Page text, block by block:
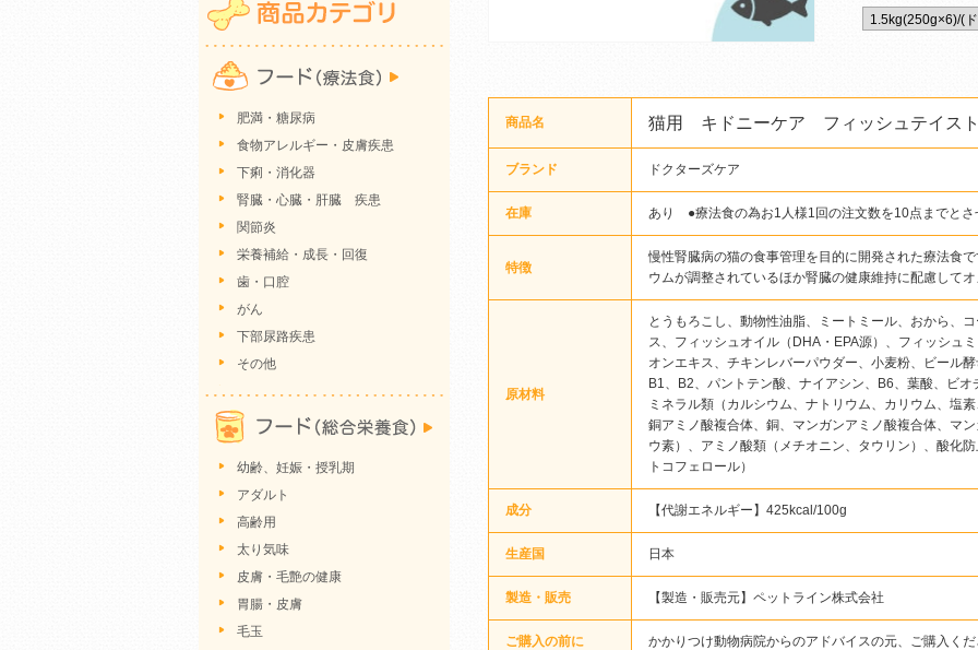
商品名 猫用 キドニーケア フィッシュテイス
ブランド ドクターズケア
在庫 あり ●療法食の為お1人様1回の注文数を10点までとさ
特徴
慢性腎臓病の猫の食事管理を目的に開発された療法食
ウムが調整されているほか腎臓の健康維持に配慮して
原材料
とうもろこし、動物性油脂、ミートミール、おから、
ス、フィッシュオイル（DHA・EPA源）、フィッシュ
オンエキス、チキンレバーパウダー、小麦粉、ビール
B1、B2、パントテン酸、ナイアシン、B6、葉酸、ビ
ミネラル類（カルシウム、ナトリウム、カリウム、塩
銅アミノ酸複合体、銅、マンガンアミノ酸複合体、マ
ウ素）、アミノ酸類（メチオニン、タウリン）、酸化
トコフェロール）
成分 【代謝エネルギー】425kcal/100g
生産国 日本
製造・販売 【製造・販売元】ペットライン株式会社
ご購入の前に かかりつけ動物病院からのアドバイスの元、ご購入く
肥満・糖尿病
食物アレルギー・皮膚疾患
下痢・消化器
腎臓・心臓・肝臓 疾患
関節炎
栄養補給・成長・回復
歯・口腔
がん
下部尿路疾患
その他
幼齢、妊娠・授乳期
アダルト
高齢用
太り気味
皮膚・毛艶の健康
胃腸・皮膚
毛玉